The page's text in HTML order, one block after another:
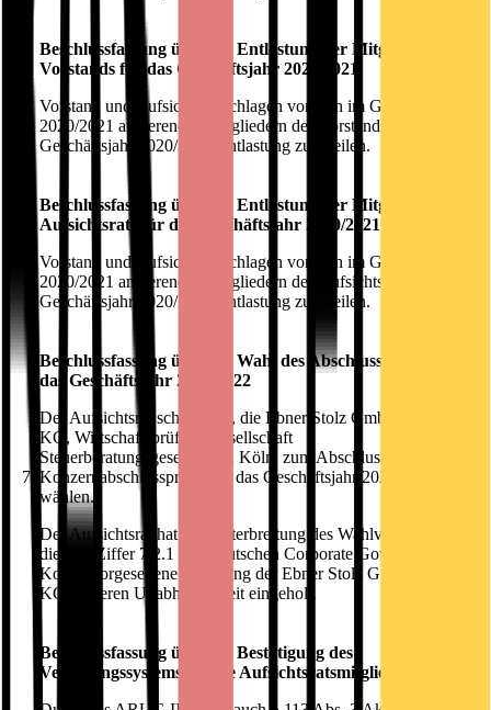
5.
Beschlussfassung über die Entlastung der Mitglieder des
Vorstands für das Geschäftsjahr 2020/2021
Vorstand und Aufsichtsrat schlagen vor, den im Geschäftsjahr
2020/2021 amtierenden Mitgliedern des Vorstands für das
Geschäftsjahr 2020/2021 Entlastung zu erteilen.
Beschlussfassung über die Entlastung der Mitglieder des
Aufsichtsrats für das Geschäftsjahr 2020/2021
Vorstand und Aufsichtsrat schlagen vor, den im Geschäftsjahr
2020/2021 amtierenden Mitgliedern des Aufsichtsrats für das
Geschäftsjahr 2020/2021 Entlastung zu erteilen.
7.
Beschlussfassung über die Wahl des Abschlussprüfers für
das Geschäftsjahr 2021/2022
Der Aufsichtsrat schlägt vor, die Ebner Stolz GmbH & Co.
KG, Wirtschaftsprüfungsgesellschaft
Steuerberatungsgesellschaft, Köln, zum Abschlussprüfer und
Konzernabschlussprüfer für das Geschäftsjahr 2021/2022 zu
wählen.
Der Aufsichtsrat hat vor Unterbreitung des Wahlvorschlags
die von Ziffer 7.2.1 des Deutschen Corporate Governance
Kodex vorgesehene Erklärung der Ebner Stolz GmbH & Co.
KG zu deren Unabhängigkeit eingeholt.
Beschlussfassung über die Bestätigung des
Vergütungssystems für die Aufsichtsratsmitglieder